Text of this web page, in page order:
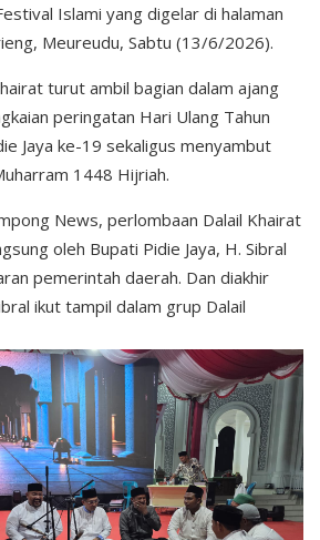
Islami yang digelar di halaman
Meureudu, Sabtu (13/6/2026).
turut ambil bagian dalam ajang
peringatan Hari Ulang Tahun
Jaya ke-19 sekaligus menyambut
1448 Hijriah.
News, perlombaan Dalail Khairat
oleh Bupati Pidie Jaya, H. Sibral
pemerintah daerah. Dan diakhir
ikut tampil dalam grup Dalail